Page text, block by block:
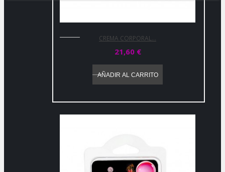
CREMA CORPORAL...
21,60 €
AÑADIR AL CARRITO